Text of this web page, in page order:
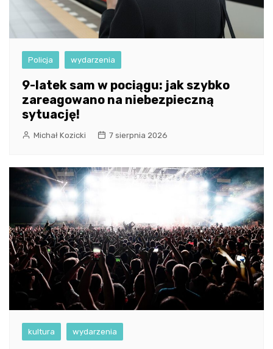
Policja wydarzenia
9-latek sam w pociągu: jak szybko
zareagowano na niebezpieczną
sytuację!
Michał Kozicki 7 sierpnia 2026
kultura wydarzenia